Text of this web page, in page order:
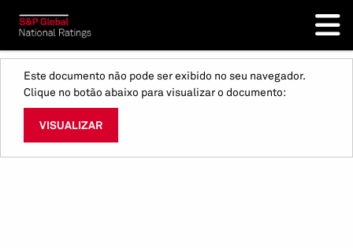
Este documento não pode ser exibido no seu navegador.
Clique no botão abaixo para visualizar o documento:
VISUALIZAR